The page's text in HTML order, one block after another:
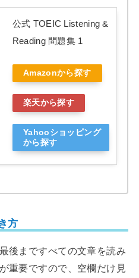
公式 TOEIC Listening &
Reading 問題集 1
Amazonから探す
楽天から探す
Yahooショッピング
から探す
方
後まですべての文章を読み
重要ですので、空欄だけ見